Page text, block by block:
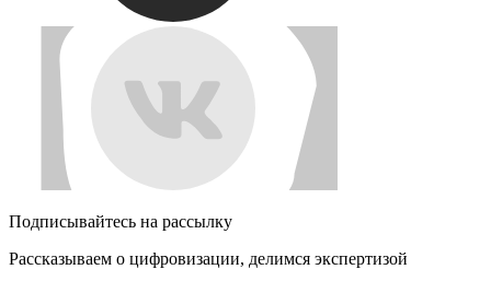
Подписывайтесь на рассылку
Рассказываем о цифровизации, делимся экспертизой